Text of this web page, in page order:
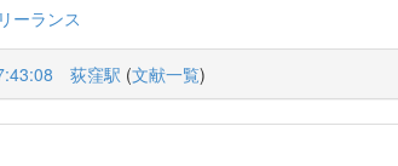
ーランス
荻窪駅 (文献一覧)